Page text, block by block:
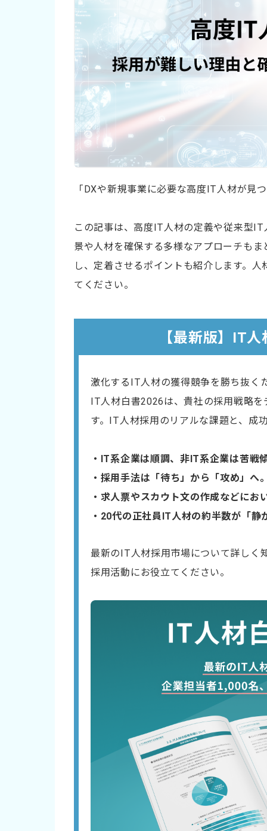
「DXや新規事業に必要な高度IT人材が見
この記事は、高度IT人材の定義や従来型
景や人材を確保する多様なアプローチも
し、定着させるポイントも紹介します。
てください。
【最新版】IT
激化するIT人材の獲得競争を勝ち抜く
IT人材白書2026は、貴社の採用戦略
す。IT人材採用のリアルな課題と、成
・IT系企業は順調、非IT系企業は苦戦
・採用手法は「待ち」から「攻め」
・​求人票やスカウト文の作成などにお
・20代の正社員IT人材の約半数が「静
最新のIT人材採用市場について詳しく
採用活動にお役立てください。